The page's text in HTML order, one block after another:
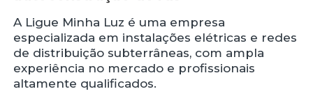
A Ligue Minha Luz é uma empresa
especializada em instalações elétricas e redes
de distribuição subterrâneas, com ampla
experiência no mercado e profissionais
altamente qualificados.